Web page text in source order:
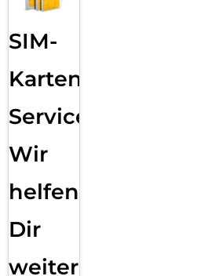
SIM-
Karten
Service:
Wir
helfen
Dir
weiter